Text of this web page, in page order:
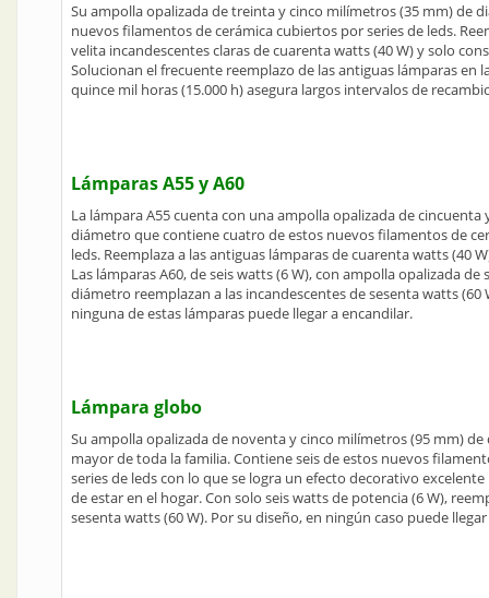
Su ampolla opalizada de treinta y cinco milímetros (35 mm) de
nuevos filamentos de cerámica cubiertos por series de leds.
velita incandescentes claras de cuarenta watts (40 W) y solo
Solucionan el frecuente reemplazo de las antiguas lámparas en
quince mil horas (15.000 h) asegura largos intervalos de
Lámparas A55 y A60
La lámpara A55 cuenta con una ampolla opalizada de
diámetro que contiene cuatro de estos nuevos filamentos de
leds. Reemplaza a las antiguas lámparas de cuarenta watts (40
Las lámparas A60, de seis watts (6 W), con ampolla opalizada
diámetro reemplazan a las incandescentes de sesenta watts (60
ninguna de estas lámparas puede llegar a encandilar.
Lámpara globo
Su ampolla opalizada de noventa y cinco milímetros (95 mm)
mayor de toda la familia. Contiene seis de estos nuevos
series de leds con lo que se logra un efecto decorativo
de estar en el hogar. Con solo seis watts de potencia (6 W),
sesenta watts (60 W). Por su diseño, en ningún caso puede